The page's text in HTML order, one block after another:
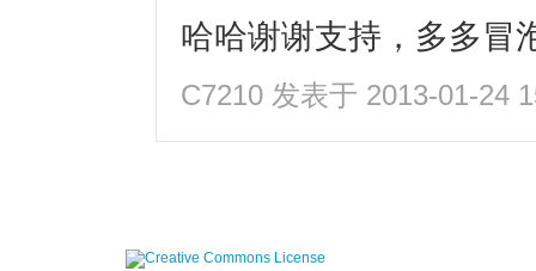
哈哈谢谢支持，多多冒
C7210 发表于 2013-01-24